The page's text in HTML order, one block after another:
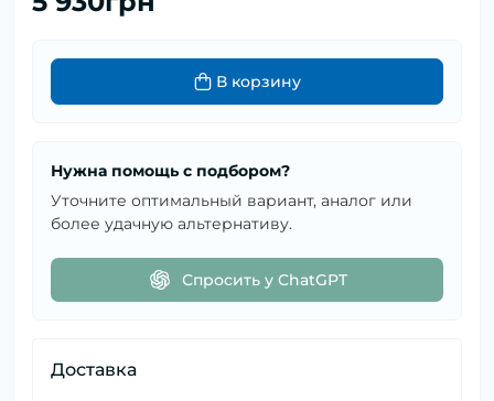
В корзину
Нужна помощь с подбором?
Уточните оптимальный вариант, аналог или
более удачную альтернативу.
Спросить у ChatGPT
Доставка